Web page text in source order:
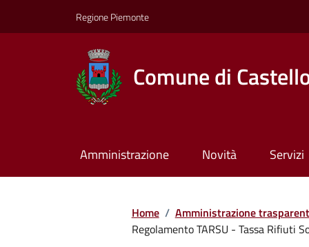
Regione Piemonte
Comune di
Amministrazione Novità Servizi
Home / Amministrazione
Regolamento TARSU - Tassa Rifiuti